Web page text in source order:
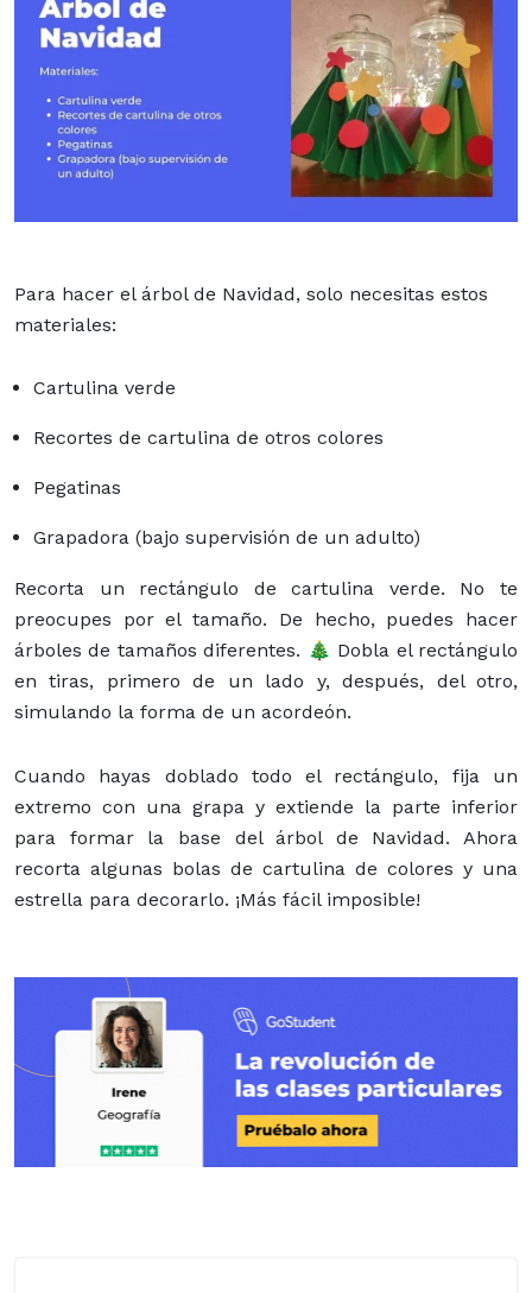
Para hacer el árbol de Navidad, solo necesitas estos
materiales:
Cartulina verde
Recortes de cartulina de otros colores
Pegatinas
Grapadora (bajo supervisión de un adulto)
Recorta un rectángulo de cartulina verde. No te
preocupes por el tamaño. De hecho, puedes hacer
árboles de tamaños diferentes. 🎄 Dobla el rectángulo
en tiras, primero de un lado y, después, del otro,
simulando la forma de un acordeón.
Cuando hayas doblado todo el rectángulo, fija un
extremo con una grapa y extiende la parte inferior
para formar la base del árbol de Navidad. Ahora
recorta algunas bolas de cartulina de colores y una
estrella para decorarlo. ¡Más fácil imposible!